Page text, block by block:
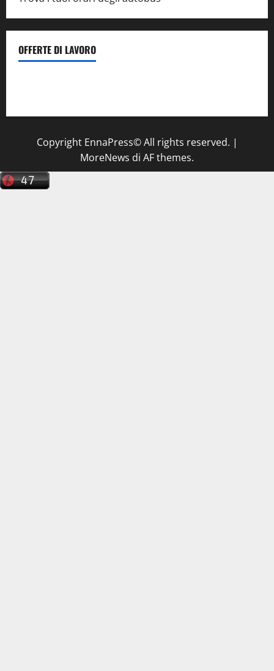
OFFERTE DI LAVORO
Copyright EnnaPress© All rights reserved. |
MoreNews di AF themes.